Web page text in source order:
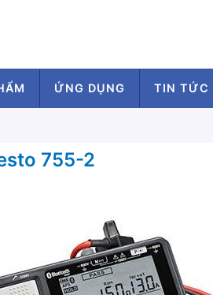
ỨNG DỤNG TIN TỨC
755-2